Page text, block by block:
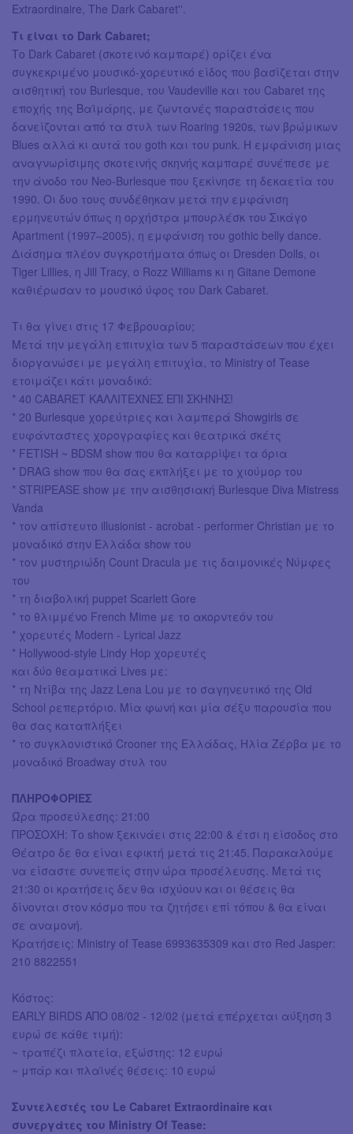
Extraordinaire, The Dark Cabaret''.
Τι είναι το Dark Cabaret;
Το Dark Cabaret (σκοτεινό καμπαρέ) ορίζει ένα
συγκεκριμένο μουσικό-χορευτικό είδος που βασίζεται στην
αισθητική του Burlesque, του Vaudeville και του Cabaret της
εποχής της Βαϊμάρης, με ζωντανές παραστάσεις που
δανείζονται από τα στυλ των Roaring 1920s, των βρώμικων
Blues αλλά κι αυτά του goth και του punk. Η εμφάνιση μιας
αναγνωρίσιμης σκοτεινής σκηνής καμπαρέ συνέπεσε με
την άνοδο του Neo-Burlesque που ξεκίνησε τη δεκαετία του
1990. Οι δυο τους συνδέθηκαν μετά την εμφάνιση
ερμηνευτών όπως η ορχήστρα μπουρλέσκ του Σικάγο
Apartment (1997–2005), η εμφάνιση του gothic belly dance.
Διάσημα πλέον συγκροτήματα όπως οι Dresden Dolls, οι
Tiger Lillies, η Jill Tracy, o Rozz Williams κι η Gitane Demone
καθιέρωσαν το μουσικό ύφος του Dark Cabaret.
Τι θα γίνει στις 17 Φεβρουαρίου;
Μετά την μεγάλη επιτυχία των 5 παραστάσεων που έχει
διοργανώσει με μεγάλη επιτυχία, το Ministry of Tease
ετοιμάζει κάτι μοναδικό:
* 40 CABARET ΚΑΛΛΙΤΕΧΝΕΣ ΕΠΙ ΣΚΗΝΗΣ!
* 20 Burlesque χορεύτριες και λαμπερά Showgirls σε
ευφάνταστες χορογραφίες και θεατρικά σκέτς
* FETISH ~ BDSM show που θα καταρρίψει τα όρια
* DRAG show που θα σας εκπλήξει με το χιούμορ του
* STRIPEASE show με την αισθησιακή Burlesque Diva Mistress
Vanda
* τον απίστευτο illusionist - acrobat - performer Christian με το
μοναδικό στην Ελλάδα show του
* τον μυστηριώδη Count Dracula με τις δαιμονικές Νύμφες
του
* τη διαβολική puppet Scarlett Gore
* το θλιμμένο French Mime με το ακορντεόν του
* χορευτές Modern - Lyrical Jazz
* Hollywood-style Lindy Hop χορευτές
και δύο θεαματικά Lives με:
* τη Ντίβα της Jazz Lena Lou με το σαγηνευτικό της Old
School ρεπερτόριο. Μία φωνή και μία σέξυ παρουσία που
θα σας καταπλήξει
* το συγκλονιστικό Crooner της Ελλάδας, Ηλία Ζέρβα με το
μοναδικό Broadway στυλ του
ΠΛΗΡΟΦΟΡΙΕΣ
Ώρα προσεύλεσης: 21:00
ΠΡΟΣΟΧΗ: Το show ξεκινάει στις 22:00 & έτσι η είσοδος στο
Θέατρο δε θα είναι εφικτή μετά τις 21:45. Παρακαλούμε
να είσαστε συνεπείς στην ώρα προσέλευσης. Μετά τις
21:30 οι κρατήσεις δεν θα ισχύουν και οι θέσεις θα
δίνονται στον κόσμο που τα ζητήσει επί τόπου & θα είναι
σε αναμονή.
Κρατήσεις: Ministry of Tease 6993635309 και στο Red Jasper:
210 8822551
Κόστος:
EARLY BIRDS ΑΠΟ 08/02 - 12/02 (μετά επέρχεται αύξηση 3
ευρώ σε κάθε τιμή):
~ τραπέζι πλατεία, εξώστης: 12 ευρώ
~ μπάρ και πλαϊνές θέσεις: 10 ευρώ
Συντελεστές του Le Cabaret Extraordinaire και
συνεργάτες του Ministry Of Tease: